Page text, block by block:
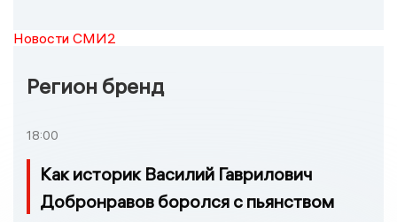
Новости СМИ2
Регион бренд
18:00
Как историк Василий Гаврилович
Добронравов боролся с пьянством